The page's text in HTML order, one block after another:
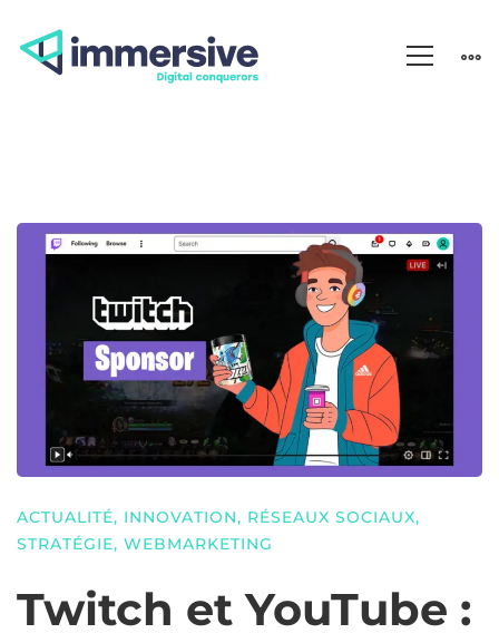
ACTUALITÉ, INNOVATION, RÉSEAUX SOCIAUX,
STRATÉGIE, WEBMARKETING
Twitch et YouTube :